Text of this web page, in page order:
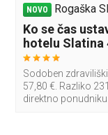
NOVO Rogaška
Ko se čas
hotelu Slatina
Sodoben
57,80 €. Razliko
direktno ponudniku.